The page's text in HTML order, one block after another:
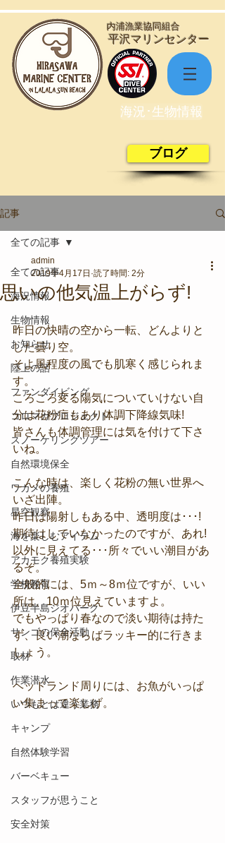
​平沢マリンセンター
​内浦漁業協同組合
海況･生物情報
ブログ
記事
全ての記事
海況情報
生物情報
お知らせ
陸上の話
ファンダイビング
コロマガプロジェクト
スノーケリングツアー
自然環境保全
ワカメの養殖
星空観察
海を楽しむアイテム
アカモク養殖実験
学校教育
伊豆半島ジオパーク
サンゴの保全活動
取材
作業潜水
いつもとは違う業務
キャンプ
自然体験学習
バーベキュー
スタッフが思うこと
安全対策
全ての記事
思いの他気温上がらず!
admin
2019年4月17日 読了時間: 2分
昨日の快晴の空から一転、どんよりと
した曇り空。
そよ風程度の風でも肌寒く感じられま
す。
ころころ変る陽気についていけない自
分は花粉症もあり体調下降線気味!
皆さんも体調管理には気を付けて下さ
いね。
こんな時は、楽しく花粉の無い世界へ
いざ出陣。
昨日は陽射しもある中、透明度は･･･!
期待はしていなかったのですが、あれ!
以外に見えてる･･･所々でいい潮目があ
るぞ。
全般的には、5ｍ～8ｍ位ですが、いい
所は、10ｍ位見えていますよ。
でもやっぱり春なので淡い期待は持た
ず、良い潮ならばラッキー的に行きま
しょう。
ヘッドランド周りには、お魚がいっぱ
い集まって楽しげ。